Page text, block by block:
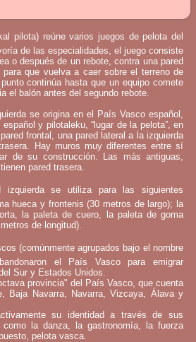
pilota) reúne varios juegos de pelota del
de las especialidades, el juego consiste
o después de un rebote, contra una pared
para que vuelva a caer sobre el terreno de
continúa hasta que un equipo comete
el balón antes del segundo rebote.
se origina en el País Vasco español,
y pilotaleku, “lugar de la pelota”, en
frontal, una pared lateral a la izquierda
Hay muros muy diferentes entre sí
de su construcción. Las más antiguas,
pared trasera.
se utiliza para las siguientes
hueca y frontenis (30 metros de largo); la
la paleta de cuero, la paleta de goma
de longitud).
(comúnmente agrupados bajo el nombre
el País Vasco para emigrar
Sur y Estados Unidos.
provincia" del País Vasco, que cuenta
Baja Navarra, Navarra, Vizcaya, Álava y
su identidad a través de sus
como la danza, la gastronomía, la fuerza
pelota vasca.